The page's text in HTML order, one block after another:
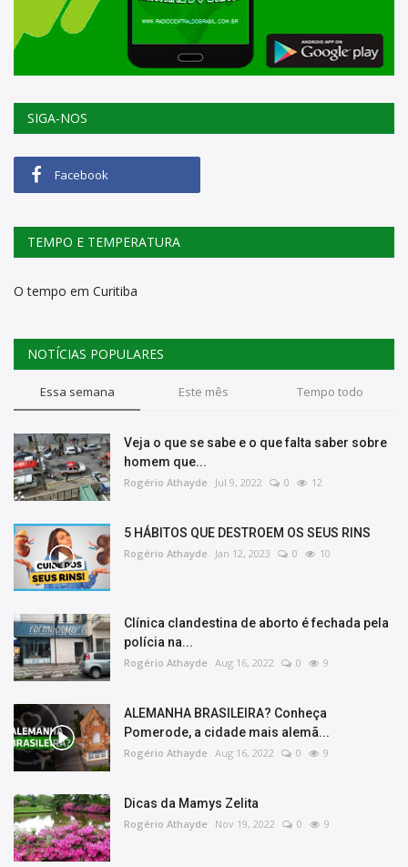
SIGA-NOS
Facebook
TEMPO E TEMPERATURA
O tempo em Curitiba
NOTÍCIAS POPULARES
Essa semana Este mês Tempo todo
Veja o que se sabe e o que falta saber sobre
homem que...
Rogério Athayde Jul 9, 2022 0 12
5 HÁBITOS QUE DESTROEM OS SEUS RINS
Rogério Athayde Jan 12, 2023 0 10
Clínica clandestina de aborto é fechada pela
polícia na...
Rogério Athayde Aug 16, 2022 0 9
ALEMANHA BRASILEIRA? Conheça
Pomerode, a cidade mais alemã...
Rogério Athayde Aug 16, 2022 0 9
Dicas da Mamys Zelita
Rogério Athayde Nov 19, 2022 0 9